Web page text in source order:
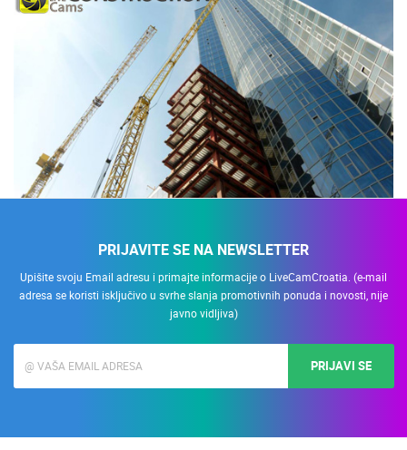
PRIJAVITE SE NA NEWSLETTER
Upišite svoju Email adresu i primajte informacije o LiveCamCroatia. (e-mail
adresa se koristi isključivo u svrhe slanja promotivnih ponuda i novosti, nije
javno vidljiva)
PRIJAVI SE